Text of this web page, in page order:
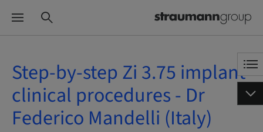
Step-by-step Zi 3.75 implant
clinical procedures - Dr
Federico Mandelli (Italy)